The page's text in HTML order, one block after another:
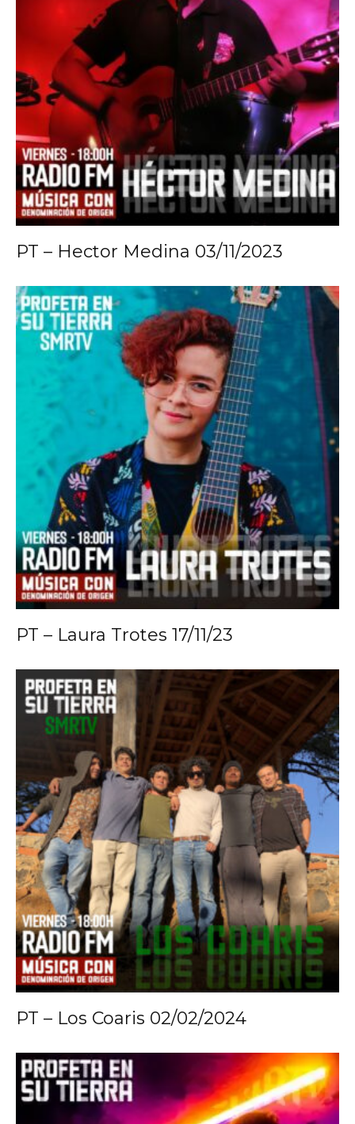
PT – Hector Medina 03/11/2023
PT – Laura Trotes 17/11/23
PT – Los Coaris 02/02/2024